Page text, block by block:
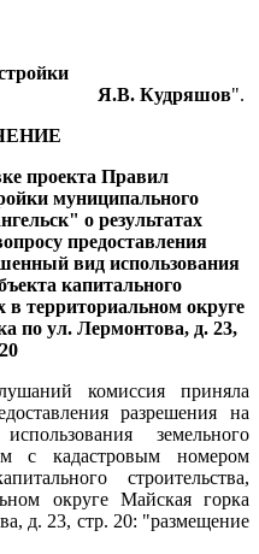
Я.В. Кудряшов".
проекта Правил
муниципального
о результатах
предоставления
вид использования
капитального
в территориальном округе
по ул. Лермонтова, д. 23,
комиссия приняла
разрешения на
земельного
с кадастровым номером
строительства,
округе Майская горка
д. 23, стр. 20: "размещение